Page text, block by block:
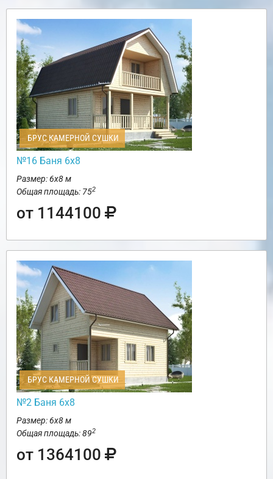
БРУС КАМЕРНОЙ СУШКИ
№16 Баня 6х8
Размер: 6х8 м
Общая площадь: 752
от 1144100
БРУС КАМЕРНОЙ СУШКИ
№2 Баня 6х8
Размер: 6х8 м
Общая площадь: 892
от 1364100